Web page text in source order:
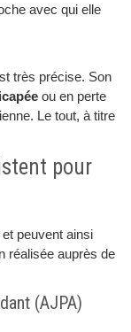
avec qui elle
très précise. Son
ou en perte
Le tout, à titre
pour
peuvent ainsi
réalisée auprès de
(AJPA)